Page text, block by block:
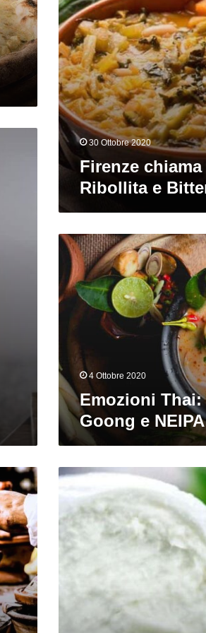
30 Ottobre 2020
Firenze
Ribollita e
Emozioni
Thai:
Tom
Yum
Goong
4 Ottobre 2020
Emozioni Thai:
Goong e NEIPA
Mozzarella
birra?
Perché
no!